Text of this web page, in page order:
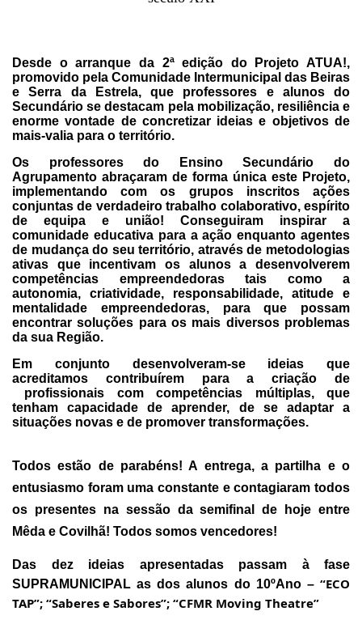
Desde o arranque da 2ª edição do Projeto ATUA!,
promovido pela Comunidade Intermunicipal das Beiras
e Serra da Estrela, que professores e alunos do
Secundário se destacam pela mobilização, resiliência e
enorme vontade de concretizar ideias e objetivos de
mais-valia para o território.
Os professores do Ensino Secundário do
Agrupamento abraçaram de forma única este Projeto,
implementando com os grupos inscritos ações
conjuntas de verdadeiro trabalho colaborativo, espírito
de equipa e união! Conseguiram inspirar a
comunidade educativa para a ação enquanto agentes
de mudança do seu território, através de metodologias
ativas que incentivam os alunos a desenvolverem
competências empreendedoras tais como a
autonomia, criatividade, responsabilidade, atitude e
mentalidade empreendedoras, para que possam
encontrar soluções para os mais diversos problemas
da sua Região.
Em conjunto desenvolveram-se ideias que
acreditamos contribuírem para a criação de
profissionais com competências múltiplas, que
tenham capacidade de aprender, de se adaptar a
situações novas e de promover transformações.
Todos estão de parabéns! A entrega, a partilha e o
entusiasmo foram uma constante e contagiaram todos
os presentes na sessão da semifinal de hoje entre
Mêda e Covilhã! Todos somos vencedores!
Das dez ideias apresentadas passam à fase
SUPRAMUNICIPAL as dos alunos do 10ºAno – “ECO
TAP”; “Saberes e Sabores”; “CFMR Moving Theatre”